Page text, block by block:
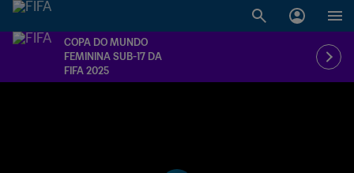
COPA DO MUNDO
FEMININA SUB-17 DA
FIFA 2025